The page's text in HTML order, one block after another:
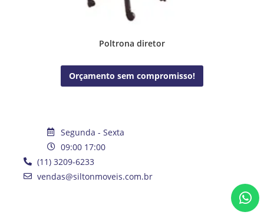
Poltrona diretor
Orçamento sem compromisso!
Segunda - Sexta
09:00 17:00
(11) 3209-6233
vendas@siltonmoveis.com.br